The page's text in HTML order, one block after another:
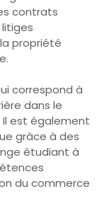
contrats
propriété
correspond à
dans le
est également
grâce à des
étudiant à
du commerce